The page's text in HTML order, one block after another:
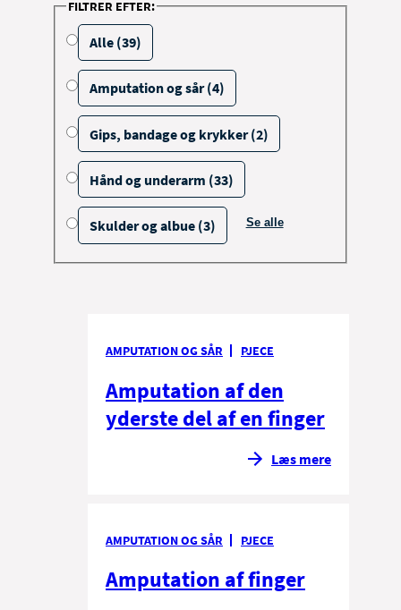
FILTRER EFTER:
Alle (39)
Amputation og sår (4)
Gips, bandage og krykker (2)
Hånd og underarm (33)
Skulder og albue (3) Se alle
filtrerings muligheder
AMPUTATION OG SÅR PJECE
Amputation af den
yderste del af en finger
Læs mere
AMPUTATION OG SÅR PJECE
Amputation af finger